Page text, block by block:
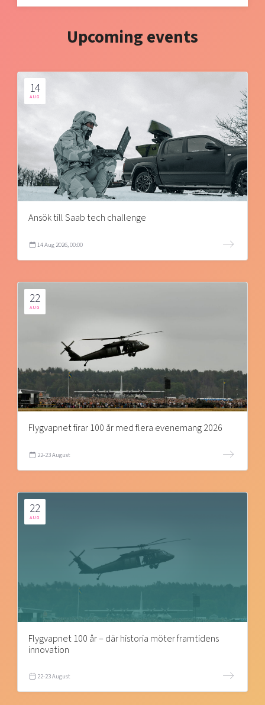
Upcoming events
14
AUG
Ansök till Saab tech challenge
14 Aug 2026, 00:00
22
AUG
Flygvapnet firar 100 år med flera evenemang 2026
22-23 August
22
AUG
Flygvapnet 100 år – där historia möter framtidens
innovation
22-23 August